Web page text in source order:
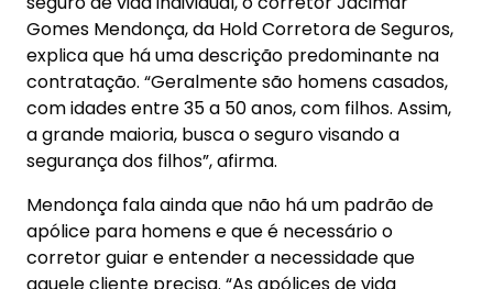
Gomes Mendonça, da Hold Corretora de Seguros,
explica que há uma descrição predominante na
contratação. “Geralmente são homens casados,
com idades entre 35 a 50 anos, com filhos. Assim,
a grande maioria, busca o seguro visando a
segurança dos filhos”, afirma.
Mendonça fala ainda que não há um padrão de
apólice para homens e que é necessário o
corretor guiar e entender a necessidade que
aquele cliente precisa. “As apólices de vida